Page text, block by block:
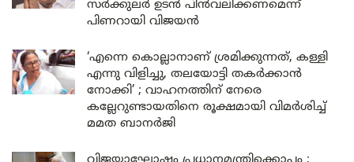
സർക്കുലർ ഉടൻ പിൻവലിക്കണമെന്ന്
പിണറായി വിജയൻ
‘എന്നെ കൊല്ലാനാണ് ശ്രമിക്കുന്നത്, കള്ളി
എന്നു വിളിച്ചു, തലയോട്ടി തകർക്കാൻ
നോക്കി’ ; വാഹനത്തിന് നേരെ
കല്ലേറുണ്ടായതിനെ രൂക്ഷമായി വിമർശിച്ച്
മമത ബാനർജി